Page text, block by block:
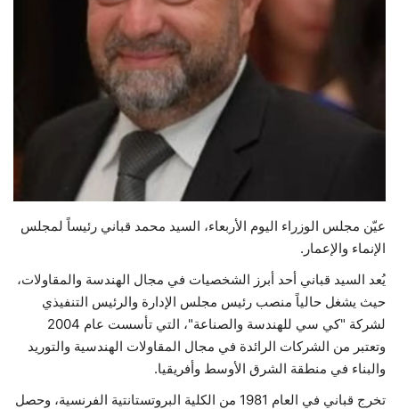
عيّن مجلس الوزراء اليوم الأربعاء، السيد محمد قباني رئيساً لمجلس
الإنماء والإعمار.
يُعد السيد قباني أحد أبرز الشخصيات في مجال الهندسة والمقاولات،
حيث يشغل حالياً منصب رئيس مجلس الإدارة والرئيس التنفيذي
لشركة "كي سي للهندسة والصناعة"، التي تأسست عام 2004
وتعتبر من الشركات الرائدة في مجال المقاولات الهندسية والتوريد
والبناء في منطقة الشرق الأوسط وأفريقيا.
تخرج قباني في العام 1981 من الكلية البروتستانتية الفرنسية، وحصل